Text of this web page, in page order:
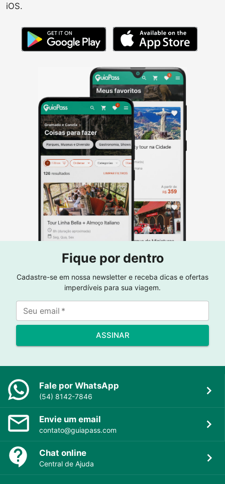
iOS.
Fique por dentro
Cadastre-se em nossa newsletter e receba dicas e ofertas
imperdíveis para sua viagem.
Seu email *
ASSINAR
Fale por WhatsApp
(54) 8142-7846
Envie um email
contato@guiapass.com
Chat online
Central de Ajuda